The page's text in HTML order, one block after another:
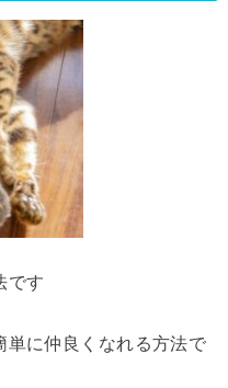
です
単に仲良くなれる方法で